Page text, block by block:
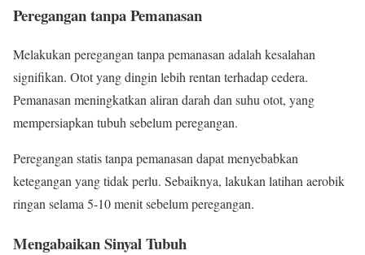
Peregangan tanpa Pemanasan
Melakukan peregangan tanpa pemanasan adalah kesalahan
signifikan. Otot yang dingin lebih rentan terhadap cedera.
Pemanasan meningkatkan aliran darah dan suhu otot, yang
mempersiapkan tubuh sebelum peregangan.
Peregangan statis tanpa pemanasan dapat menyebabkan
ketegangan yang tidak perlu. Sebaiknya, lakukan latihan aerobik
ringan selama 5-10 menit sebelum peregangan.
Mengabaikan Sinyal Tubuh